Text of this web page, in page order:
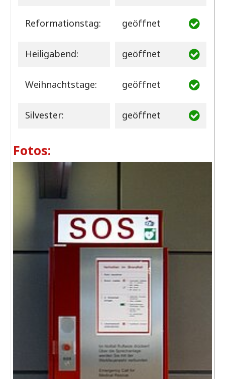
Reformationstag: geöffnet
Heiligabend: geöffnet
Weihnachtstage: geöffnet
Silvester: geöffnet
Fotos: